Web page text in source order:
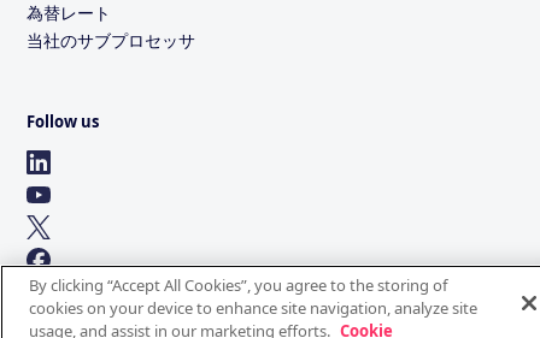
為替レート
当社のサブプロセッサ
Follow us
By clicking “Accept All Cookies”, you agree to the storing of
cookies on your device to enhance site navigation, analyze site
usage, and assist in our marketing efforts. Cookie